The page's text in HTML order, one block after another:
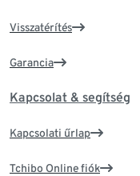
Visszatérítés
Garancia
Kapcsolat & segítség
Kapcsolati űrlap
Tchibo Online fiók